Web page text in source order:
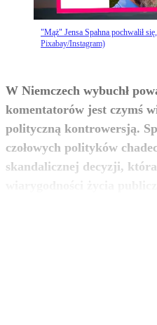
"Mąż" Jensa Spahna pochwalił
Pixabay/Instagram)
W Niemczech wybuchł
komentatorów jest czymś
polityczną kontrowersją.
czołowych polityków
skandalicznej decyzji,